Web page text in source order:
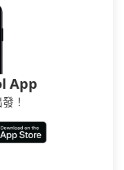
App
！